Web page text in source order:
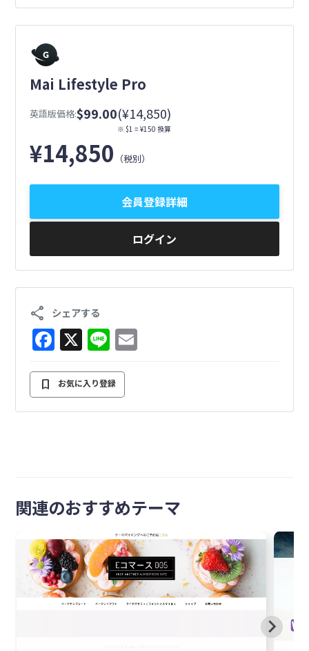
Mai Lifestyle Pro
英語版価格:$99.00(¥14,850)
※ $1 = ¥150 換算
¥14,850 （税別）
会員登録詳細
ログイン
share シェアする
F
a
c
e
k
X Li
n
e
l
bookmark お気に入り登録
関連のおすすめテーマ